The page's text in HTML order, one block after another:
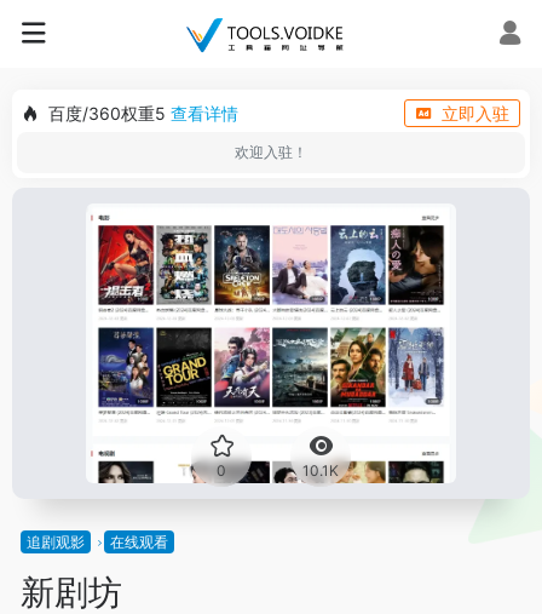
百度/360权重5 查看详情 立即入驻
欢迎入驻！
0 10.1K
追剧观影 在线观看
新剧坊